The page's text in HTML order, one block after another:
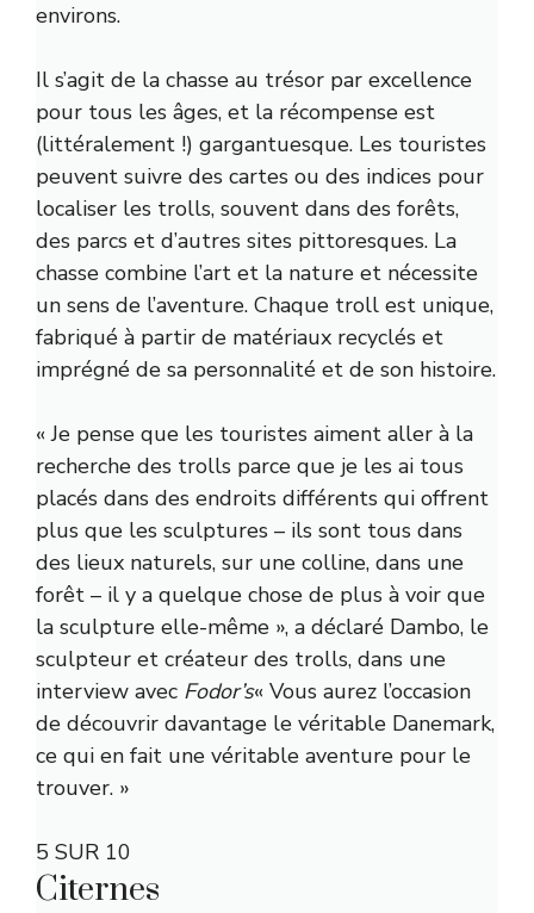
environs.
Il s’agit de la chasse au trésor par excellence
pour tous les âges, et la récompense est
(littéralement !) gargantuesque. Les touristes
peuvent suivre des cartes ou des indices pour
localiser les trolls, souvent dans des forêts,
des parcs et d’autres sites pittoresques. La
chasse combine l’art et la nature et nécessite
un sens de l’aventure. Chaque troll est unique,
fabriqué à partir de matériaux recyclés et
imprégné de sa personnalité et de son histoire.
« Je pense que les touristes aiment aller à la
recherche des trolls parce que je les ai tous
placés dans des endroits différents qui offrent
plus que les sculptures – ils sont tous dans
des lieux naturels, sur une colline, dans une
forêt – il y a quelque chose de plus à voir que
la sculpture elle-même », a déclaré Dambo, le
sculpteur et créateur des trolls, dans une
interview avec Fodor’s« Vous aurez l’occasion
de découvrir davantage le véritable Danemark,
ce qui en fait une véritable aventure pour le
trouver. »
5 SUR 10
Citernes